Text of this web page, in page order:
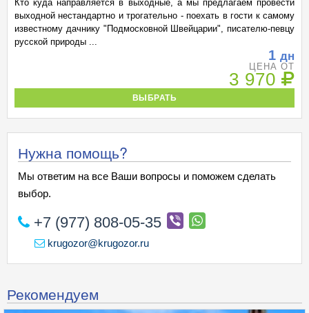
Кто куда направляется в выходные, а мы предлагаем провести
выходной нестандартно и трогательно - поехать в гости к самому
известному дачнику "Подмосковной Швейцарии", писателю-певцу
русской природы ...
1 дн
ЦЕНА ОТ
3 970
ВЫБРАТЬ
Нужна помощь?
Мы ответим на все Ваши вопросы и поможем сделать
выбор.
+7 (977) 808-05-35
krugozor@krugozor.ru
Рекомендуем